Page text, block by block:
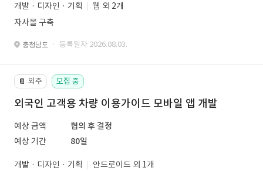
개발 · 디자인 · 기획
웹 외 2개
자사몰 구축
충청남도 · 등록일자 2026.08.03.
📔 외주 모집 중
외국인 고객용 차량 이용가이드 모바일 앱 개발
예상 금액
협의 후 결정
예상 기간
80일
개발 · 디자인 · 기획
안드로이드 외 1개